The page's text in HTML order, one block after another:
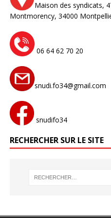
Maison des syndicats,
Montmorency, 34000
06 64 62 70 20
snudi.fo34@gmail.com
snudifo34
RECHERCHER SUR LE SITE